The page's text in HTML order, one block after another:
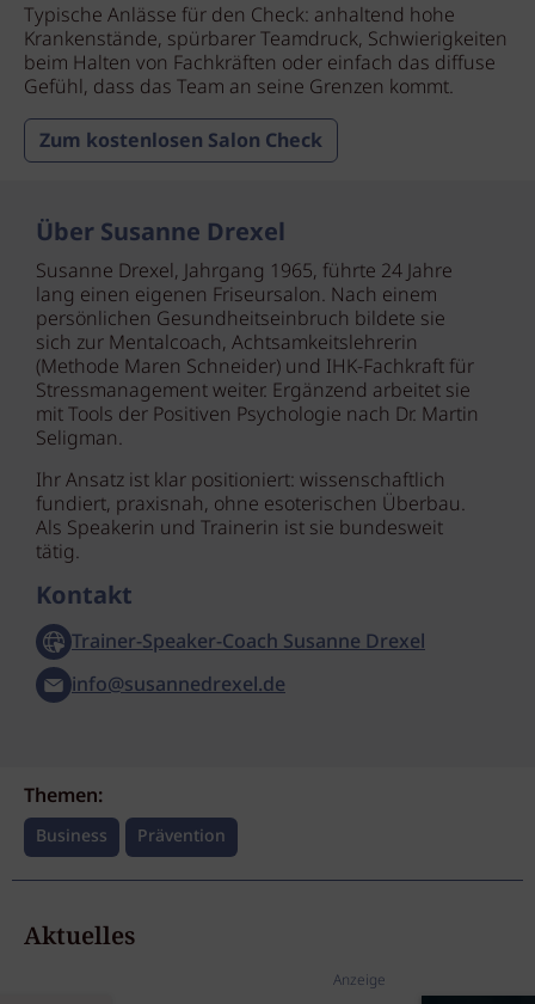
Typische Anlässe für den Check: anhaltend hohe
Krankenstände, spürbarer Teamdruck, Schwierigkeiten
beim Halten von Fachkräften oder einfach das diffuse
Gefühl, dass das Team an seine Grenzen kommt.
Zum kostenlosen Salon Check
Über Susanne Drexel
Susanne Drexel, Jahrgang 1965, führte 24 Jahre
lang einen eigenen Friseursalon. Nach einem
persönlichen Gesundheitseinbruch bildete sie
sich zur Mentalcoach, Achtsamkeitslehrerin
(Methode Maren Schneider) und IHK-Fachkraft für
Stressmanagement weiter. Ergänzend arbeitet sie
mit Tools der Positiven Psychologie nach Dr. Martin
Seligman.
Ihr Ansatz ist klar positioniert: wissenschaftlich
fundiert, praxisnah, ohne esoterischen Überbau.
Als Speakerin und Trainerin ist sie bundesweit
tätig.
Kontakt
Trainer-Speaker-Coach Susanne Drexel
info@susannedrexel.de
Themen:
Business Prävention
Aktuelles
Anzeige